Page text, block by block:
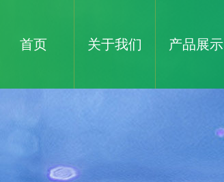
首页 关于我们 产品展示